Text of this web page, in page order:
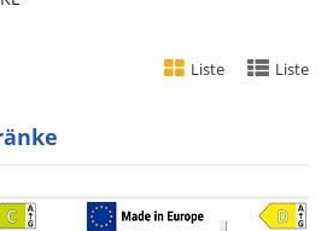
Liste Liste